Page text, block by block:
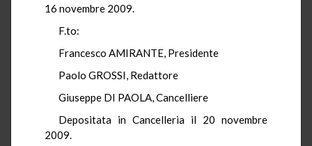
16 novembre 2009.
F.to:
Francesco AMIRANTE, Presidente
Paolo GROSSI, Redattore
Giuseppe DI PAOLA, Cancelliere
Depositata in Cancelleria il 20 novembre
2009.